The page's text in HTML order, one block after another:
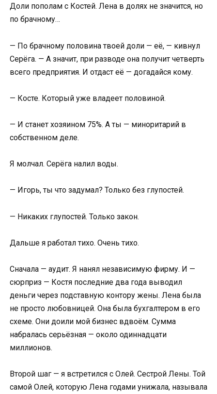
Доли пополам с Костей. Лена в долях не значится, но
по брачному…
— По брачному половина твоей доли — её, — кивнул
Серёга. — А значит, при разводе она получит четверть
всего предприятия. И отдаст её — догадайся кому.
— Косте. Который уже владеет половиной.
— И станет хозяином 75%. А ты — миноритарий в
собственном деле.
Я молчал. Серёга налил воды.
— Игорь, ты что задумал? Только без глупостей.
— Никаких глупостей. Только закон.
Дальше я работал тихо. Очень тихо.
Сначала — аудит. Я нанял независимую фирму. И —
сюрприз — Костя последние два года выводил
деньги через подставную контору жены. Лена была
не просто любовницей. Она была бухгалтером в его
схеме. Они доили мой бизнес вдвоём. Сумма
набралась серьёзная — около одиннадцати
миллионов.
Второй шаг — я встретился с Олей. Сестрой Лены. Той
самой Олей, которую Лена годами унижала, называла